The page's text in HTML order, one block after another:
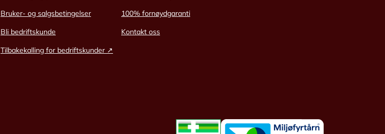
Bruker- og salgsbetingelser
Bli bedriftskunde
Tilbakekalling for bedriftskunder ↗
100% fornøydgaranti
Kontakt oss